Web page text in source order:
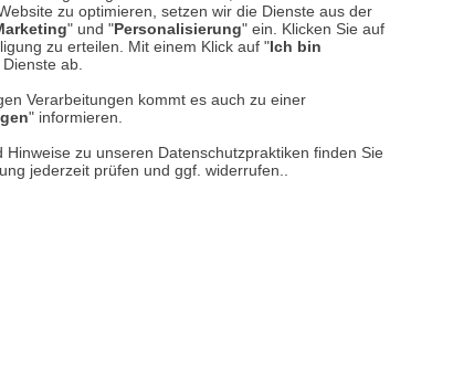
zu optimieren, setzen wir die Dienste aus der
" und "Personalisierung" ein. Klicken Sie auf
zu erteilen. Mit einem Klick auf "Ich bin
ab.
Verarbeitungen kommt es auch zu einer
" informieren.
zu unseren Datenschutzpraktiken finden Sie
jederzeit prüfen und ggf. widerrufen..
Versand- und Zahlungsarten